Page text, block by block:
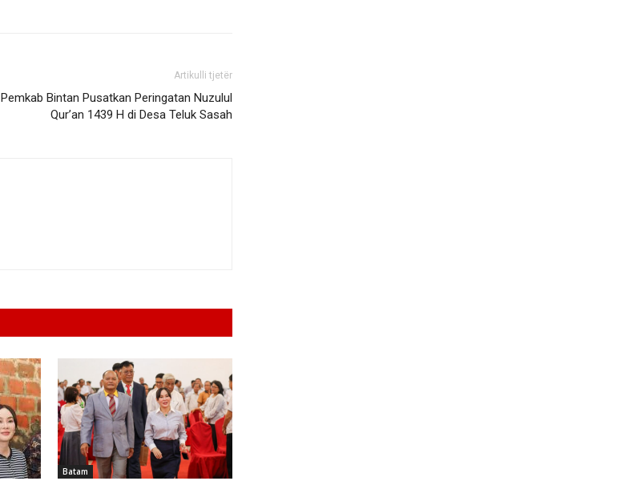
Artikulli tjetër
Pemkab Bintan Pusatkan Peringatan Nuzulul
Qur’an 1439 H di Desa Teluk Sasah
Batam